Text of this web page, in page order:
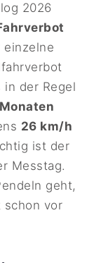
2026
einzelne
in der Regel
26 km/h
ist der
Messtag.
geht,
schon vor